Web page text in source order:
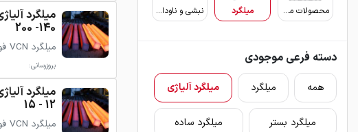
محصولات مفتولی میلگرد نبشی و ناودانی
دسته فرعی موجودی
همه میلگرد میلگرد آلیاژی
میلگرد بستر میلگرد ساده
140- 200
میلگرد VCN فولاد آلیاژی ایران
بروزرسانی:
12 - 15
میلگرد VCN فولاد آلیاژی ایران